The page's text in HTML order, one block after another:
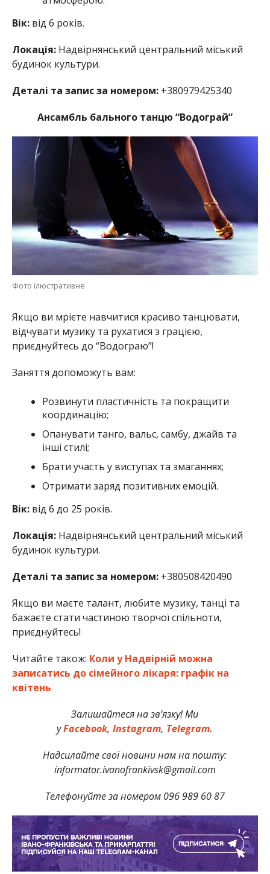
Вік:від 6 років.
Локація:Надвірнянський центральний міський
будинок культури.
Деталі та запис за номером:+380979425340
Ансамбль бального танцю “Водограй”
Фото ілюстративне
Якщо ви мрієте навчитися красиво танцювати,
відчувати музику та рухатися з грацією,
приєднуйтесь до “Водограю”!
Заняття допоможуть вам:
Розвинути пластичність та покращити
координацію;
Опанувати танго, вальс, самбу, джайв та
інші стилі;
Брати участь у виступах та змаганнях;
Отримати заряд позитивних емоцій.
Вік:від 6 до 25 років.
Локація:Надвірнянський центральний міський
будинок культури.
Деталі та запис за номером: +380508420490
Якщо ви маєте талант, любите музику, танці та
бажаєте стати частиною творчої спільноти,
приєднуйтесь!
Читайте також: Коли у Надвірній можна
записатись до сімейного лікаря: графік на
квітень
Залишайтеся на зв’язку! Ми
уFacebook, Instagram, Telegram.
Надсилайте свої новини нам на пошту:
informator.ivanofrankivsk@gmail.com
Телефонуйте за номером 096 989 60 87